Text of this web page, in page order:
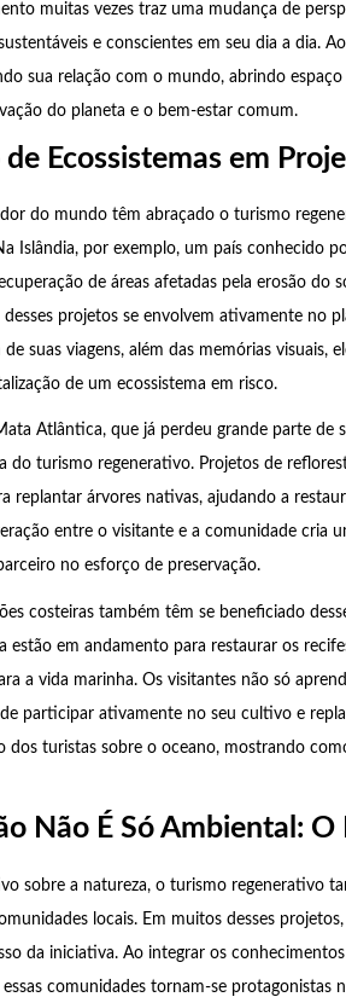
muitas vezes traz uma mudança de
e conscientes em seu dia a dia.
sua relação com o mundo, abrindo
do planeta e o bem-estar comum.
de Ecossistemas em
do mundo têm abraçado o turismo
Islândia, por exemplo, um país conhecido
de áreas afetadas pela erosão do
projetos se envolvem ativamente no
suas viagens, além das memórias visuais,
de um ecossistema em risco.
Atlântica, que já perdeu grande parte de
do turismo regenerativo. Projetos de
replantar árvores nativas, ajudando a
entre o visitante e a comunidade cria
no esforço de preservação.
costeiras também têm se beneficiado
estão em andamento para restaurar os
a vida marinha. Os visitantes não só
participar ativamente no seu cultivo e
dos turistas sobre o oceano, mostrando
Não É Só Ambiental: O
sobre a natureza, o turismo regenerativo
locais. Em muitos desses
da iniciativa. Ao integrar os
essas comunidades tornam-se protagonistas